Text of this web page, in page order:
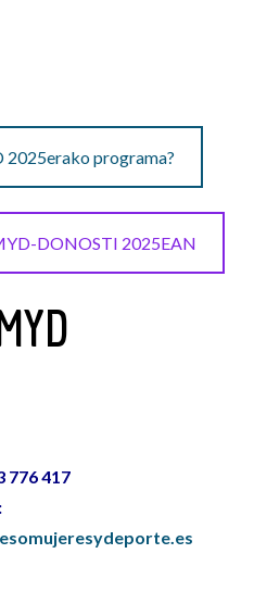
2025erako programa?
DONOSTI 2025EAN
776 417